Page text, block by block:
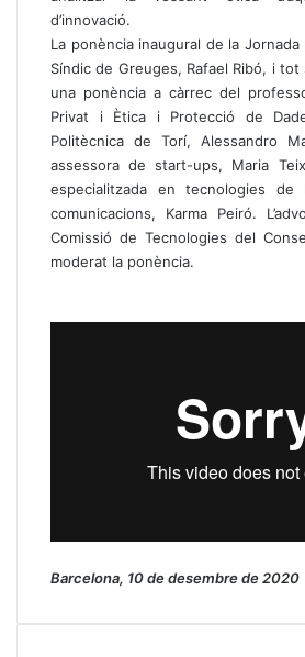
d’innovació.
La ponència inaugural de la
Síndic de Greuges, Rafael Ribó, i
una ponència a càrrec del
Privat i Ètica i Protecció de
Politècnica de Torí, Alessandro
assessora de start-ups, Maria
especialitzada en tecnologies
comunicacions, Karma Peiró.
Comissió de Tecnologies del
moderat la ponència.
Barcelona, 10 de desembre de 2020